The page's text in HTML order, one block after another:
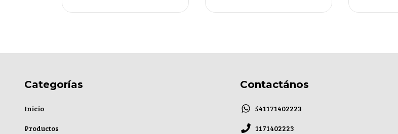
Categorías
Inicio
Productos
Contactános
541171402223
1171402223